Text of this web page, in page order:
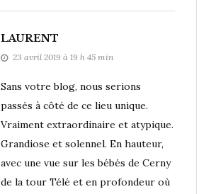
LAURENT
23 avril 2019 à 19 h 45 min
Sans votre blog, nous serions
passés à côté de ce lieu unique.
Vraiment extraordinaire et atypique.
Grandiose et solennel. En hauteur,
avec une vue sur les bébés de Cerny
de la tour Télé et en profondeur où